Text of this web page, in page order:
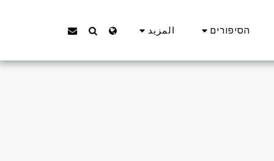
הסיפורים المزيد